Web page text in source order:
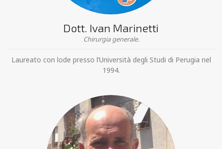
Dott. Ivan Marinetti
Chirurgia generale.
Laureato con lode presso l’Università degli Studi di Perugia nel
1994.